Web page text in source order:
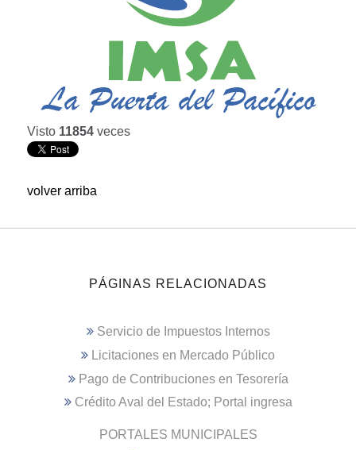
Visto 11854 veces
volver arriba
PÁGINAS RELACIONADAS
Servicio de Impuestos Internos
Licitaciones en Mercado Público
Pago de Contribuciones en Tesorería
Crédito Aval del Estado; Portal ingresa
PORTALES MUNICIPALES